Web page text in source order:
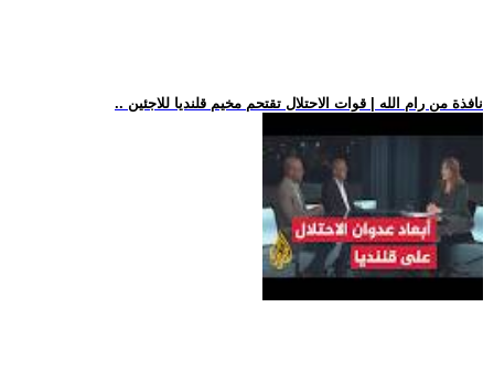
.. نافذة من رام الله | قوات الاحتلال تقتحم مخيم قلنديا للاجئين